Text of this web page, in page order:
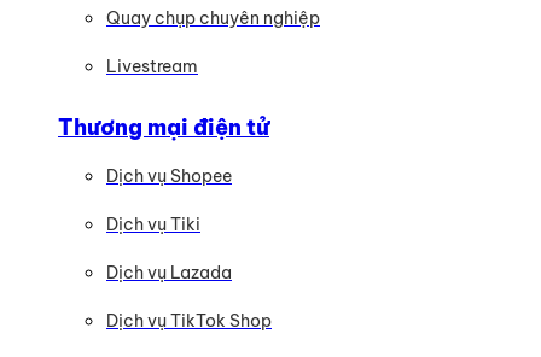
Quay chụp chuyên nghiệp
Livestream
Thương mại điện tử
Dịch vụ Shopee
Dịch vụ Tiki
Dịch vụ Lazada
Dịch vụ TikTok Shop